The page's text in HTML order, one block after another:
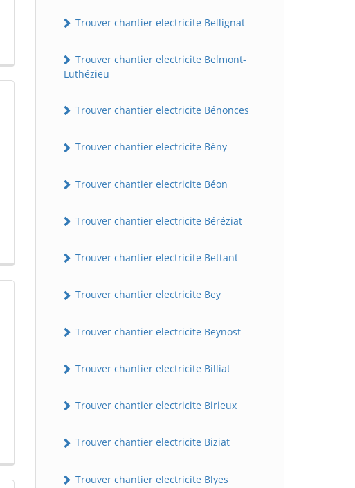
Trouver chantier electricite Bellignat
Trouver chantier electricite Belmont-
Luthézieu
Trouver chantier electricite Bénonces
Trouver chantier electricite Bény
Trouver chantier electricite Béon
Trouver chantier electricite Béréziat
Trouver chantier electricite Bettant
Trouver chantier electricite Bey
Trouver chantier electricite Beynost
Trouver chantier electricite Billiat
Trouver chantier electricite Birieux
Trouver chantier electricite Biziat
Trouver chantier electricite Blyes